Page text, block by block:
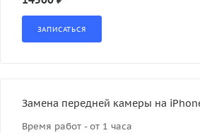
Замена передней камеры на
Время работ - от 1 часа